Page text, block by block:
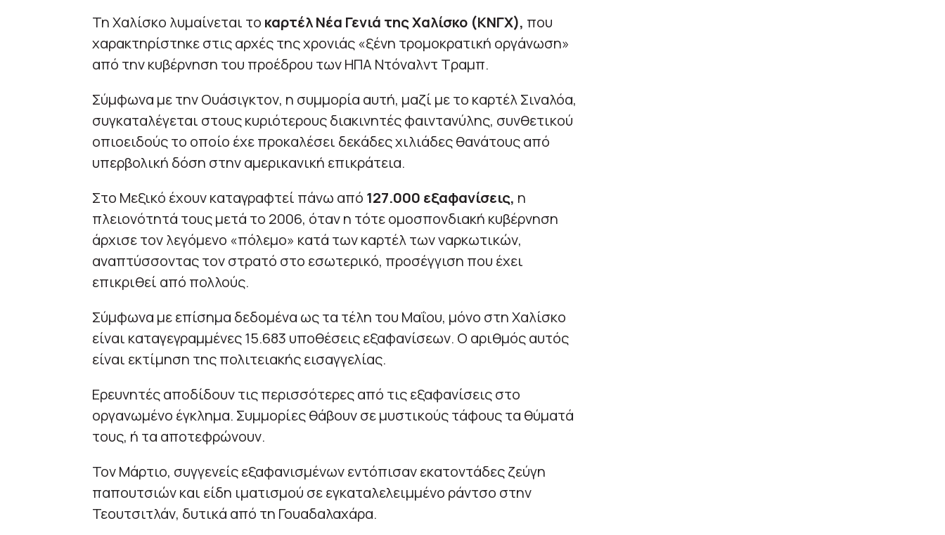
Τη Χαλίσκο λυμαίνεται το καρτέλ Νέα Γενιά της Χαλίσκο (ΚΝΓΧ), που
χαρακτηρίστηκε στις αρχές της χρονιάς «ξένη τρομοκρατική οργάνωση»
από την κυβέρνηση του προέδρου των ΗΠΑ Ντόναλντ Τραμπ.
Σύμφωνα με την Ουάσιγκτον, η συμμορία αυτή, μαζί με το καρτέλ Σιναλόα,
συγκαταλέγεται στους κυριότερους διακινητές φαιντανύλης, συνθετικού
οπιοειδούς το οποίο έχε προκαλέσει δεκάδες χιλιάδες θανάτους από
υπερβολική δόση στην αμερικανική επικράτεια.
Στο Μεξικό έχουν καταγραφτεί πάνω από 127.000 εξαφανίσεις, η
πλειονότητά τους μετά το 2006, όταν η τότε ομοσπονδιακή κυβέρνηση
άρχισε τον λεγόμενο «πόλεμο» κατά των καρτέλ των ναρκωτικών,
αναπτύσσοντας τον στρατό στο εσωτερικό, προσέγγιση που έχει
επικριθεί από πολλούς.
Σύμφωνα με επίσημα δεδομένα ως τα τέλη του Μαΐου, μόνο στη Χαλίσκο
είναι καταγεγραμμένες 15.683 υποθέσεις εξαφανίσεων. Ο αριθμός αυτός
είναι εκτίμηση της πολιτειακής εισαγγελίας.
Ερευνητές αποδίδουν τις περισσότερες από τις εξαφανίσεις στο
οργανωμένο έγκλημα. Συμμορίες θάβουν σε μυστικούς τάφους τα θύματά
τους, ή τα αποτεφρώνουν.
Τον Μάρτιο, συγγενείς εξαφανισμένων εντόπισαν εκατοντάδες ζεύγη
παπουτσιών και είδη ιματισμού σε εγκαταλελειμμένο ράντσο στην
Τεουτσιτλάν, δυτικά από τη Γουαδαλαχάρα.